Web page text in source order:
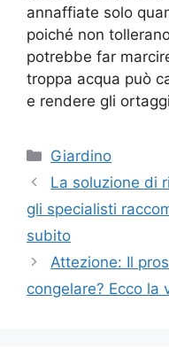
annaffiate solo
poiché non
potrebbe far
troppa acqua può
e rendere gli
Categorie
Giardino
La soluzione di
gli specialisti
subito
Attezione: Il
congelare? Ecco la